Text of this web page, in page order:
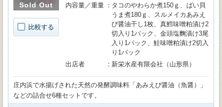
Sold Out
比較する
内容量／重量
タコのやわらか煮150ｇ、ばい貝
うま煮180ｇ、スルメイカあみえ
び醤油干し1枚、真鱈味噌粕漬け2
切入り1パック、金頭塩麴漬け3尾
入り1パック、鮭味噌粕漬け2切入
り1パック
出店者
新栄水産有限会社（山形県）
庄内浜で水揚げされた天然の発酵調味料「あみえび醤油（魚醤）」
などの詰合せ6種セットです。